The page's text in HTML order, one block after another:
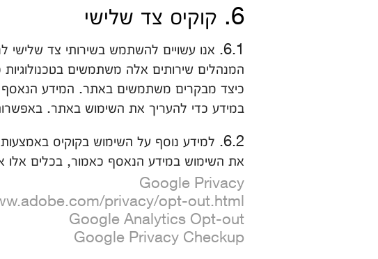
6. קוקיס צד שלישי
במידע כדי להעריך את השימוש באתר.
6.2. למידע נוסף על השימוש בקוקיס
את השימוש במידע הנאסף כאמור, בכלים אלו
Google Privacy
privacy/opt-out.html
Google Analytics Opt-out
Google Privacy Checkup